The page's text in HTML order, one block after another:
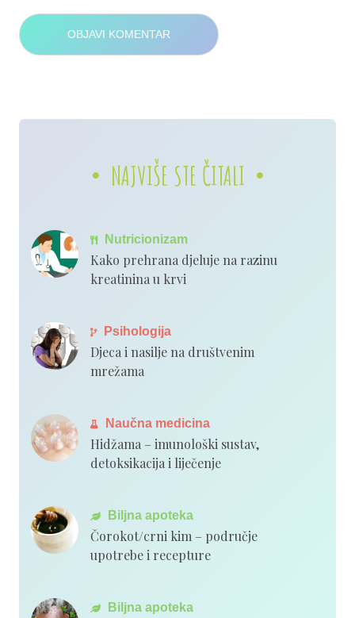
NAJVIŠE STE ČITALI
Nutricionizam
Kako prehrana djeluje na razinu
kreatinina u krvi
Psihologija
Djeca i nasilje na društvenim
mrežama
Naučna medicina
Hidžama – imunološki sustav,
detoksikacija i liječenje
Biljna apoteka
Čorokot/crni kim – područje
upotrebe i recepture
Biljna apoteka